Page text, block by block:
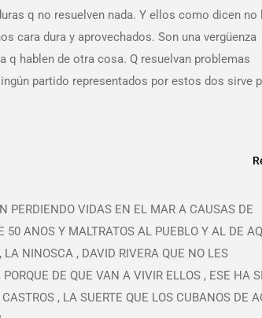
q no resuelven nada. Y ellos como dicen no
cara dura y aprovechados. Son una vergüenza
q hablen de otra cosa. Q resuelvan problemas
partido representados por estos dos sirve
PERDIENDO VIDAS EN EL MAR A CAUSAS DE
ANOS Y MALTRATOS AL PUEBLO Y AL DE
NINOSCA , DAVID RIVERA QUE NO LES
DE QUE VAN A VIVIR ELLOS , ESE HA
, LA SUERTE QUE LOS CUBANOS DE